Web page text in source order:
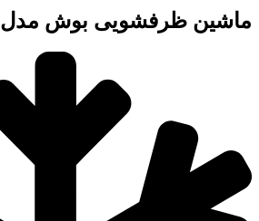
ماشین ظرفشویی بوش مدل azdw86